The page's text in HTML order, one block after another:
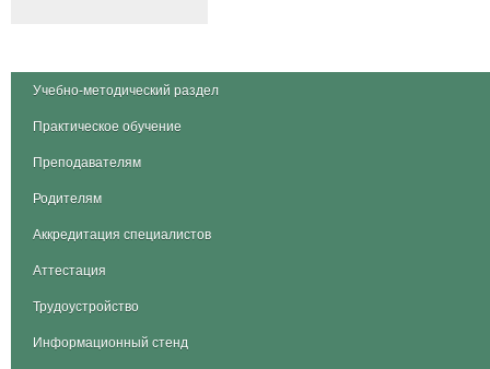
Учебно-методический раздел
Практическое обучение
Преподавателям
Родителям
Аккредитация специалистов
Аттестация
Трудоустройство
Информационный стенд